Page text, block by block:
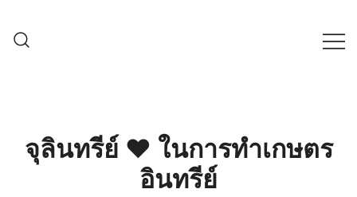
content
พร้อมดูแลพืชอย่างครบวงจร
จุลินทรีย์ ❤ ในการทำเกษตร
อินทรีย์